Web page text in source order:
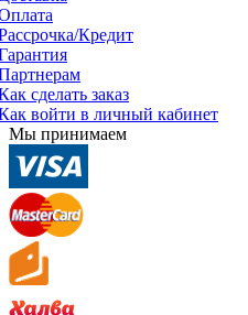
Кредит
сделать заказ
войти в личный кабинет
Мы принимаем